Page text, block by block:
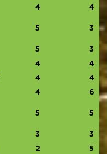
4 4
5 3
5 3
4 4
4 4
4 6
5 5
3 3
2 5